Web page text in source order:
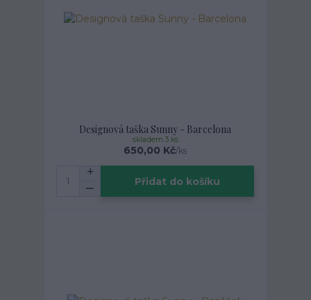
Designová taška Sunny - Barcelona
650,00 Kč/ks
skladem 3 ks
Přidat do košíku